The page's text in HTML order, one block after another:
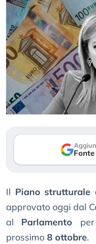
Il Piano strutturale
approvato oggi dal
al Parlamento
prossimo 8 ottobre.